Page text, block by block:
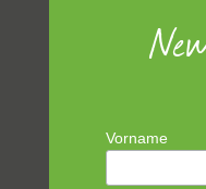
Vorname